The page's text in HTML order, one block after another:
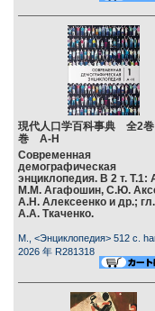
現代人口学百科事典 全2
巻 А-Н
Современная
демографическая
энциклопедия. В 2 т. Т.1:
М.М. Агафошин, С.Ю.
А.Н. Алексеенко и др.;
А.А. Ткаченко.
М., <Энциклопедия> 512 c.
2026 年 R281318